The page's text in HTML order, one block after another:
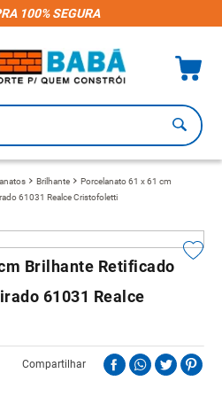
100% SEGURA
Brilhante
Porcelanato 61 x 61 cm
61031 Realce Cristofoletti
Brilhante Retificado
61031 Realce
Compartilhar